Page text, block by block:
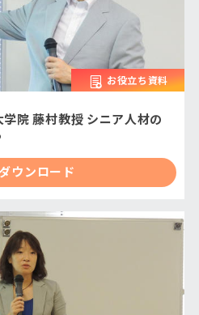
お役立ち資料
学院 藤村教授 シニア人材の
ウンロード